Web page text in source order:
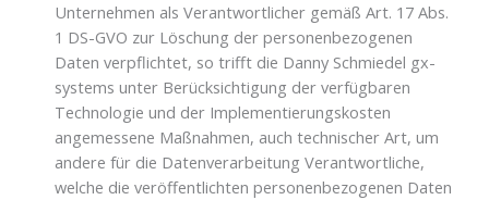
Unternehmen als Verantwortlicher gemäß Art. 17 Abs.
1 DS-GVO zur Löschung der personenbezogenen
Daten verpflichtet, so trifft die Danny Schmiedel gx-
systems unter Berücksichtigung der verfügbaren
Technologie und der Implementierungskosten
angemessene Maßnahmen, auch technischer Art, um
andere für die Datenverarbeitung Verantwortliche,
welche die veröffentlichten personenbezogenen Daten